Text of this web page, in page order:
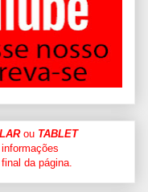
ou TABLET
da página.